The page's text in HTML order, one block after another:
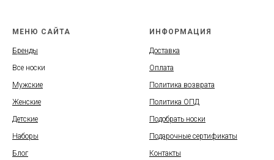
МЕНЮ САЙТА
Бренды
Все носки
Мужские
Женские
Детские
Наборы
Блог
ИНФОРМАЦИЯ
Доставка
Оплата
Политика возврата
Политика ОПД
Подобрать носки
Подарочные сертификаты
Контакты